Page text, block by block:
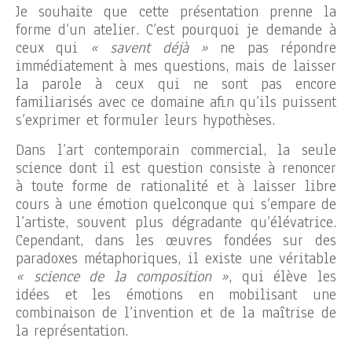
Je souhaite que cette présentation prenne la
forme d’un atelier. C’est pourquoi je demande à
ceux qui « savent déjà »ne pas répondre
immédiatement à mes questions, mais de laisser
la parole à ceux qui ne sont pas encore
familiarisés avec ce domaine afin qu’ils puissent
s’exprimer et formuler leurs hypothèses.
Dans l’art contemporain commercial, la seule
science dont il est question consiste à renoncer
à toute forme de rationalité et à laisser libre
cours à une émotion quelconque qui s’empare de
l’artiste, souvent plus dégradante qu’élévatrice.
Cependant, dans les œuvres fondées sur des
paradoxes métaphoriques, il existe une véritable
« science de la composition », qui élève les
idées et les émotions en mobilisant une
combinaison de l’invention et de la maîtrise de
la représentation.